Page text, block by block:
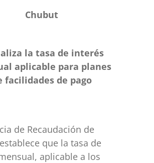
Chubut
la tasa de interés
aplicable para planes
facilidades de pago
de Recaudación de
que la tasa de
aplicable a los